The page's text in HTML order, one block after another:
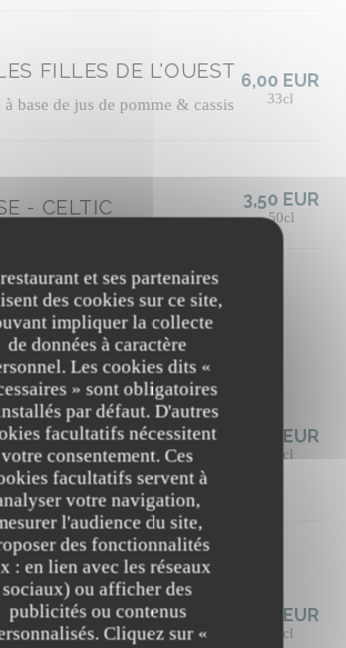
et ses partenaires
des cookies sur ce site,
impliquer la collecte
de données à caractère
Les cookies dits «
» sont obligatoires
par défaut. D'autres
facultatifs nécessitent
votre consentement. Ces
facultatifs servent à
votre navigation,
l'audience du site,
des fonctionnalités
: en lien avec les réseaux
sociaux) ou afficher des
publicités ou contenus
Cliquez sur «
FILLES DE L'OUEST
base de jus de pomme & cassis
6,00 EUR
33cl
- CELTIC 3,50 EUR
50cl
- LA
Ale, équilibrée et
6,50 EUR
33cl
0% LA SOURCE -
bulles et au fruité sec,
6,50 EUR
33cl